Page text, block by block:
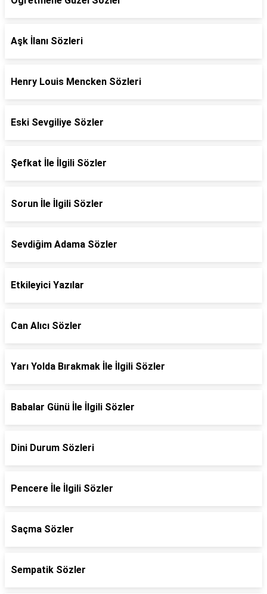
Aşk İlanı Sözleri
Henry Louis Mencken Sözleri
Eski Sevgiliye Sözler
Şefkat İle İlgili Sözler
Sorun İle İlgili Sözler
Sevdiğim Adama Sözler
Etkileyici Yazılar
Can Alıcı Sözler
Yarı Yolda Bırakmak İle İlgili Sözler
Babalar Günü İle İlgili Sözler
Dini Durum Sözleri
Pencere İle İlgili Sözler
Saçma Sözler
Sempatik Sözler